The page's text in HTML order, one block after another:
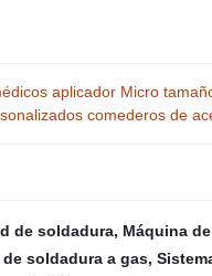
aplicador Micro
comederos de
de soldadura, Máquina
de soldadura a gas,